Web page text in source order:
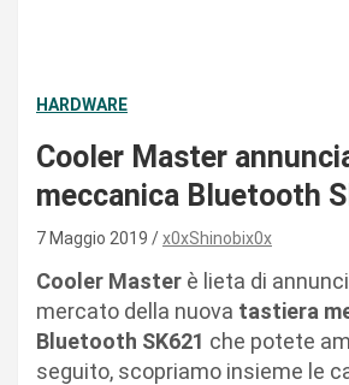
HARDWARE
Cooler Master
meccanica Bluetooth
7 Maggio 2019 x0xShinobix0x
Cooler Master è lieta di
mercato della nuova tastiera
Bluetooth SK621 che potete
seguito, scopriamo insieme le